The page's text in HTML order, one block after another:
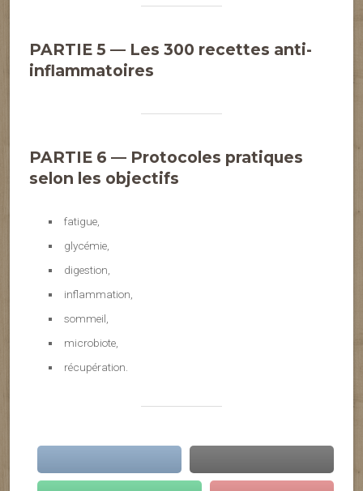
PARTIE 5 — Les 300 recettes anti-
inflammatoires
PARTIE 6 — Protocoles pratiques
selon les objectifs
fatigue,
glycémie,
digestion,
inflammation,
sommeil,
microbiote,
récupération.